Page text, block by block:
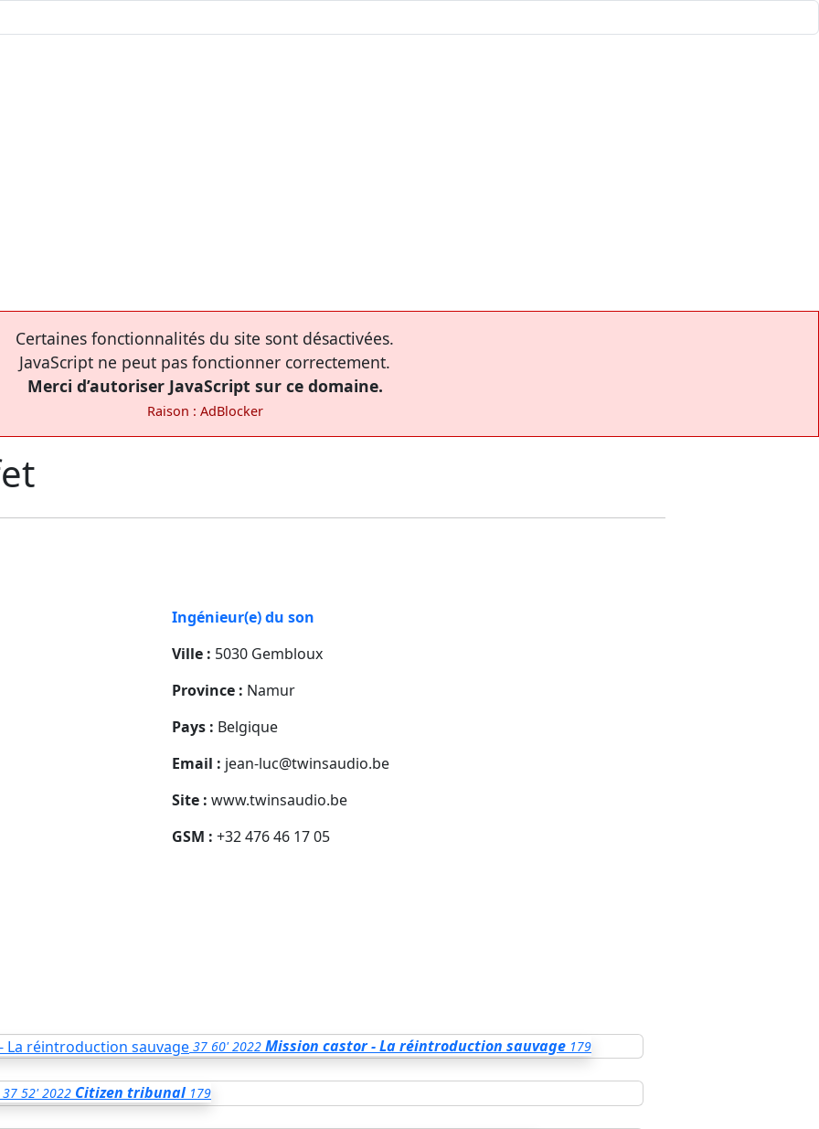
Certaines fonctionnalités du site sont désactivées.
JavaScript ne peut pas fonctionner correctement.
Merci d’autoriser JavaScript sur ce domaine.
Raison : AdBlocker
Ingénieur(e) du son
Ville : 5030 Gembloux
Province : Namur
Pays : Belgique
Email : jean-luc@twinsaudio.be
Site : www.twinsaudio.be
GSM : +32 476 46 17 05
37 60' 2022 Mission castor - La réintroduction sauvage 179
37 52' 2022 Citizen tribunal 179